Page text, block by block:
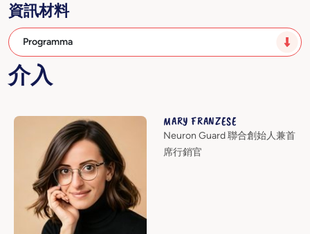
資訊材料
Programma
介入
MARY FRANZESE
Neuron Guard 聯合創始人兼首
席行銷官